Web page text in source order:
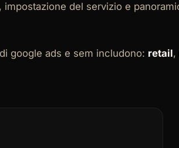
del servizio e
google ads e sem includono: retail,